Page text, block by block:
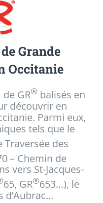
Grande
Occitanie
GR®balisés en
découvrir en
Parmi eux,
tels que le
Traversée des
– Chemin de
vers St-Jacques-
65, GR®653…), le
d’Aubrac…